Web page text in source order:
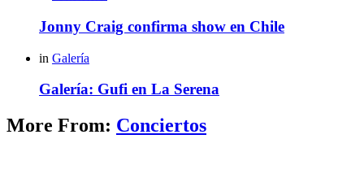
Jonny Craig confirma show en Chile
in Galería
Galería: Gufi en La Serena
More From: Conciertos